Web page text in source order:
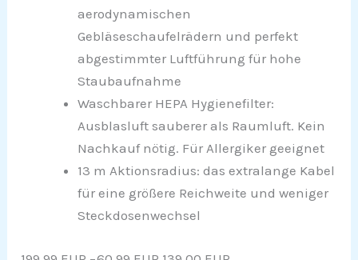
aerodynamischen
Gebläseschaufelrädern und perfekt
abgestimmter Luftführung für hohe
Staubaufnahme
Waschbarer HEPA Hygienefilter:
Ausblasluft sauberer als Raumluft. Kein
Nachkauf nötig. Für Allergiker geeignet
13 m Aktionsradius: das extralange Kabel
für eine größere Reichweite und weniger
Steckdosenwechsel